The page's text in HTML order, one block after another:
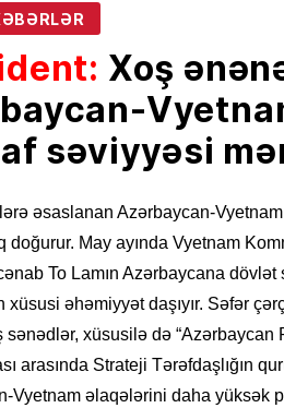
Xoş
səviyyəsi
əsaslanan Azərbaycan-
doğurur. May ayında Vyetnam
To Lamın Azərbaycana
xüsusi əhəmiyyət daşıyır. Səfər
sənədlər, xüsusilə də
arasında Strateji Tərəfdaşlığın
Vyetnam əlaqələrini daha yüksək